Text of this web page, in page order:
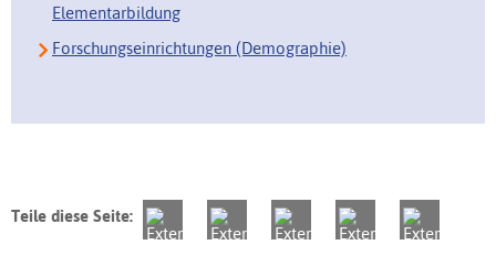
Elementarbildung
Forschungseinrichtungen (Demographie)
Teile diese Seite: